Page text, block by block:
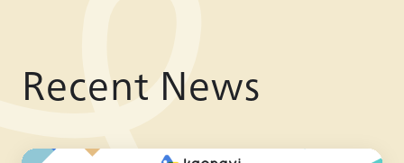
Recent News